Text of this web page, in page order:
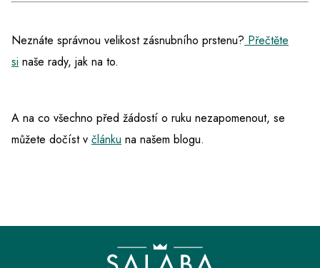
Neznáte správnou velikost zásnubního prstenu? Přečtěte
si naše rady, jak na to.
A na co všechno před žádostí o ruku nezapomenout, se
můžete dočíst v článku na našem blogu.